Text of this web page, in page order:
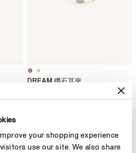
your shopping experience
use our site. We also share
DREAM 鑽石耳夾